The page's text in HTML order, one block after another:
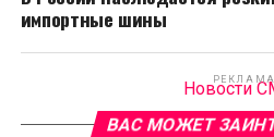
импортные шины
РЕКЛАМА
Новости
ВАС МОЖЕТ